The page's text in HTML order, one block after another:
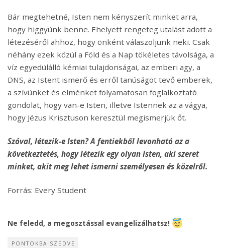
Bár megtehetné, Isten nem kényszerít minket arra,
hogy higgyünk benne. Ehelyett rengeteg utalást adott a
létezéséről ahhoz, hogy önként válaszoljunk neki. Csak
néhány ezek közül a Föld és a Nap tökéletes távolsága, a
víz egyedülálló kémiai tulajdonságai, az emberi agy, a
DNS, az Istent ismerő és erről tanúságot tevő emberek,
a szívünket és elménket folyamatosan foglalkoztató
gondolat, hogy van-e Isten, illetve Istennek az a vágya,
hogy Jézus Krisztuson keresztül megismerjük őt.
Szóval, létezik-e Isten? A fentiekből levonható az a
következtetés, hogy létezik egy olyan Isten, aki szeret
minket, akit meg lehet ismerni személyesen és közelről.
Forrás: Every Student
Ne feledd, a megosztással evangelizálhatsz!
PONTOKBA SZEDVE